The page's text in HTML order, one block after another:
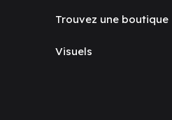
Trouvez une boutique
Visuels